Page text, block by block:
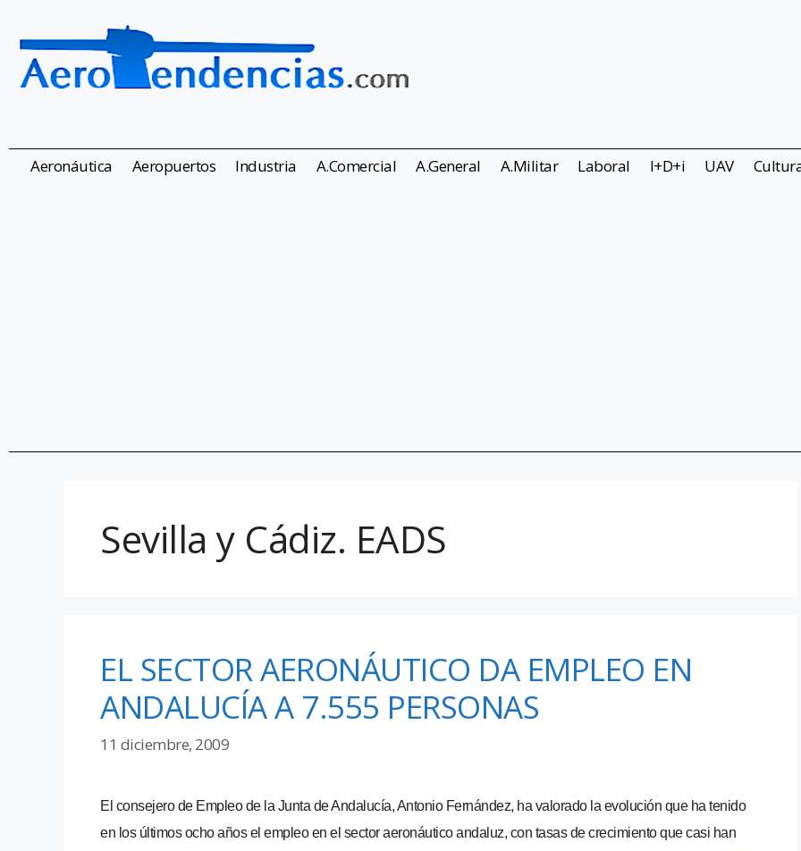
Aeronáutica Aeropuertos Industria A.Comercial A.General A.Militar Laboral I+D+i UAV
Sevilla y Cádiz. EADS
EL SECTOR AERONÁUTICO DA EMPLEO EN
ANDALUCÍA A 7.555 PERSONAS
11 diciembre, 2009
El consejero de Empleo de la Junta de Andalucía, Antonio Fernández, ha valorado la evolución que ha tenido
en los últimos ocho años el empleo en el sector aeronáutico andaluz, con tasas de crecimiento que casi han